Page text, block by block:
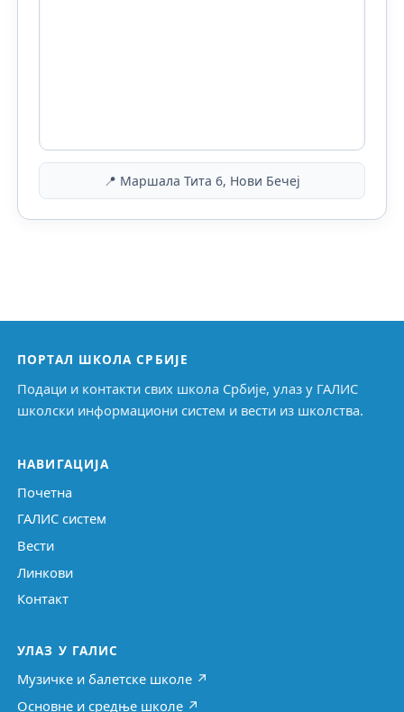
📍 Маршала Тита 6, Нови Бечеј
ПОРТАЛ ШКОЛА СРБИЈЕ
Подаци и контакти свих школа Србије, улаз у ГАЛИС
школски информациони систем и вести из школства.
НАВИГАЦИЈА
Почетна
ГАЛИС систем
Вести
Линкови
Контакт
УЛАЗ У ГАЛИС
Музичке и балетске школе ↗
Основне и средње школе ↗